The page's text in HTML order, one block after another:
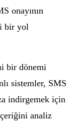
onayının
bir yol
bir dönemi
sistemler, SMS
indirgemek için
analiz